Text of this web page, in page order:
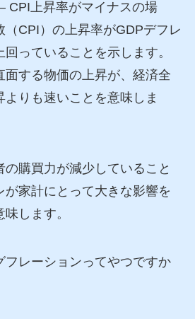
CPI上昇率がマイナスの場
（CPI）の上昇率がGDPデフレ
っていることを示します。
面する物価の上昇が、経済全
りも速いことを意味しま
の購買力が減少していること
が家計にとって大きな影響を
します。
フレーションってやつですか